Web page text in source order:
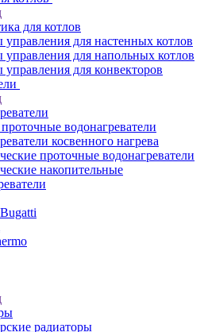
для котлов
для настенных котлов
для напольных котлов
для конвекторов
водонагреватели
косвенного нагрева
проточные водонагреватели
накопительные
радиаторы